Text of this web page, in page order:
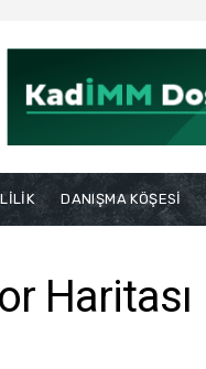
DANIŞMA KÖŞESİ
Haritası